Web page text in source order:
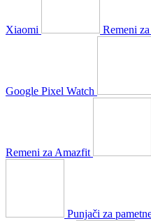
Xiaomi Remeni
Google Pixel Watch
Remeni za Amazfit
Punjači za